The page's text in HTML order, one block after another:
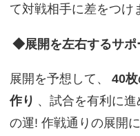
て対戦相手に差をつけ
◆展開を左右するサポ
展開を予想して、
40
作り 、試合を有利に
の運! 作戦通りの展開